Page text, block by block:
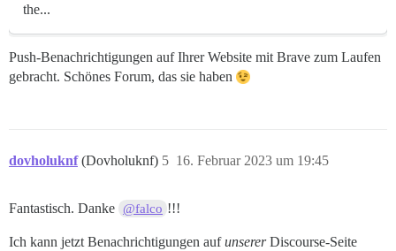
the...
Push-Benachrichtigungen auf Ihrer Website mit Brave zum Laufen
gebracht. Schönes Forum, das sie haben
dovholuknf (Dovholuknf) 16. Februar 2023 um 19:45
5
Fantastisch. Danke @falco !!!
Ich kann jetzt Benachrichtigungen aufunsererDiscourse-Seite